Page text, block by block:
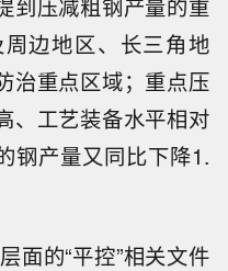
到压减粗钢产量的重
边地区、长三角地
治重点区域；重点压
、工艺装备水平相对
产量又同比下降1.
面的“平控”相关文件